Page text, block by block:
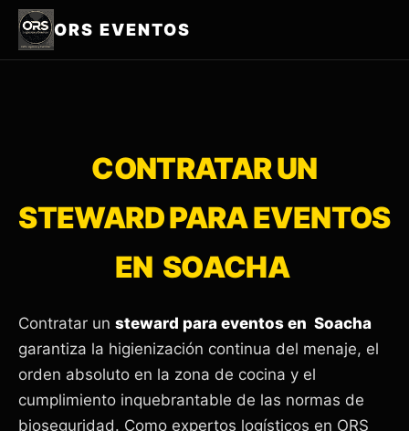
ORS EVENTOS
CONTRATAR UN
STEWARD PARA EVENTOS
EN SOACHA
Contratar un steward para eventos en Soacha
garantiza la higienización continua del menaje, el
orden absoluto en la zona de cocina y el
cumplimiento inquebrantable de las normas de
bioseguridad. Como expertos logísticos en ORS